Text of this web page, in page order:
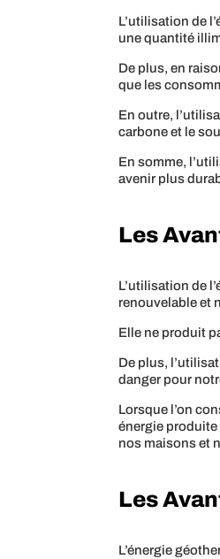
L’utilisation de
une quantité
De plus, en
que les
En outre,
carbone et le
En somme,
avenir plus
Les
L’utilisation de
renouvelable et
Elle ne produit
De plus,
danger pour
Lorsque l’on
énergie
nos maisons et
Les
L’énergie